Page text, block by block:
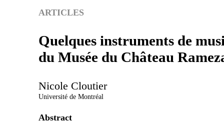
ARTICLES
Quelques instruments de
du Musée du Château
Nicole Cloutier
Université de Montréal
Abstract